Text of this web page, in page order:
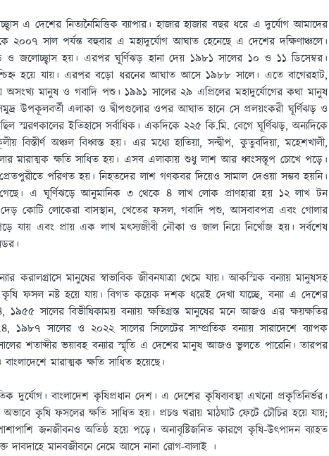
এ দেশের নিত্যনৈমিত্তিক ব্যাপার। হাজার হাজার বছর ধরে এ দুর্যোগ আমাদের
সাল পর্যন্ত বহুবার এ মহাদুর্যোগ আঘাত হেনেছে এ দেশের দক্ষিণাঞ্চলে।
জলোচ্ছ্বাস হয়। এরপর ঘূর্ণিঝড় হানা দেয় ১৯৮১ সালের ১০ ও ১১ ডিসেম্বর।
হয়ে যায়। এরপর বড়ো ধরনের আঘাত আসে ১৯৮৮ সালে। এতে বাগেরহাট,
অসংখ্য মানুষ ও গবাদি পশু। ১৯৯১ সালের ২৯ এপ্রিলের মহাদুর্যোগের কথা মানুষ
উপকূলবর্তী এলাকা ও দ্বীপগুলোর ওপর আঘাত হানে সে প্রলয়ংকরী ঘূর্ণিঝড় ও
স্মরণকালের ইতিহাসে সর্বাধিক। একদিকে ২২৫ কি.মি. বেগে ঘূর্ণিঝড়, অন্যদিকে
অঞ্চল বিধ্বস্ত হয়। এর মধ্যে হাতিয়া, সন্দ্বীপ, কুতুবদিয়া, মহেশখালী,
মারাত্মক ক্ষতি সাধিত হয়। এসব এলাকায় শুধু লাশ আর ধ্বংসস্তূপ চোখে পড়ে।
পরিণত হয়। নিহতদের লাশ গণকবর দিয়েও সামাল দেওয়া সম্ভব হয়নি।
এ ঘূর্ণিঝড়ে আনুমানিক ৩ থেকে ৪ লাখ লোক প্রাণহারা হয় ১২ লাখ টন
কোটি লোকেরা বাসস্থান, খেতের ফসল, গবাদি পশু, আসবাবপত্র এবং গোলার
যায় এবং প্রায় এক লাখ মৎস্যজীবী নৌকা ও জাল নিয়ে নিখোঁজ হয়। সর্বশেষ
করালগ্রাসে মানুষের স্বাভাবিক জীবনযাত্রা থেমে যায়। আকস্মিক বন্যায় মানুষসহ
ফসল নষ্ট হয়ে যায়। বিগত কয়েক দশক ধরেই দেখা যাচ্ছে, বন্যা এ দেশের
সালের বিভীষিকাময় বন্যায় ক্ষতিগ্রস্ত মানুষের মনে আজও এর ক্ষয়ক্ষতির
১৯৮৭ সালের ও ২০২২ সালের সিলেটের সাম্প্রতিক বন্যায় সারাদেশে ব্যাপক
শতাব্দীর ভয়াবহ বন্যার স্মৃতি এ দেশের মানুষ আজও ভুলতে পারেনি। তারপর
মারাত্মক ক্ষতি সাধিত হয়েছে।
দুর্যোগ। বাংলাদেশ কৃষিপ্রধান দেশ। এ দেশের কৃষিব্যবস্থা এখনো প্রকৃতিনির্ভর।
অভাবে কৃষি ফসলের ক্ষতি সাধিত হয়। প্রচণ্ড খরায় মাঠঘাট ফেটে চৌচির হয়ে যায়;
জনজীবনও অতিষ্ঠ হয়ে পড়ে। অনাবৃষ্টিজনিত কারণে কৃষি-উৎপাদন ব্যাহত
দাবদাহে মানবজীবনে নেমে আসে নানা রোগ-বালাই ।